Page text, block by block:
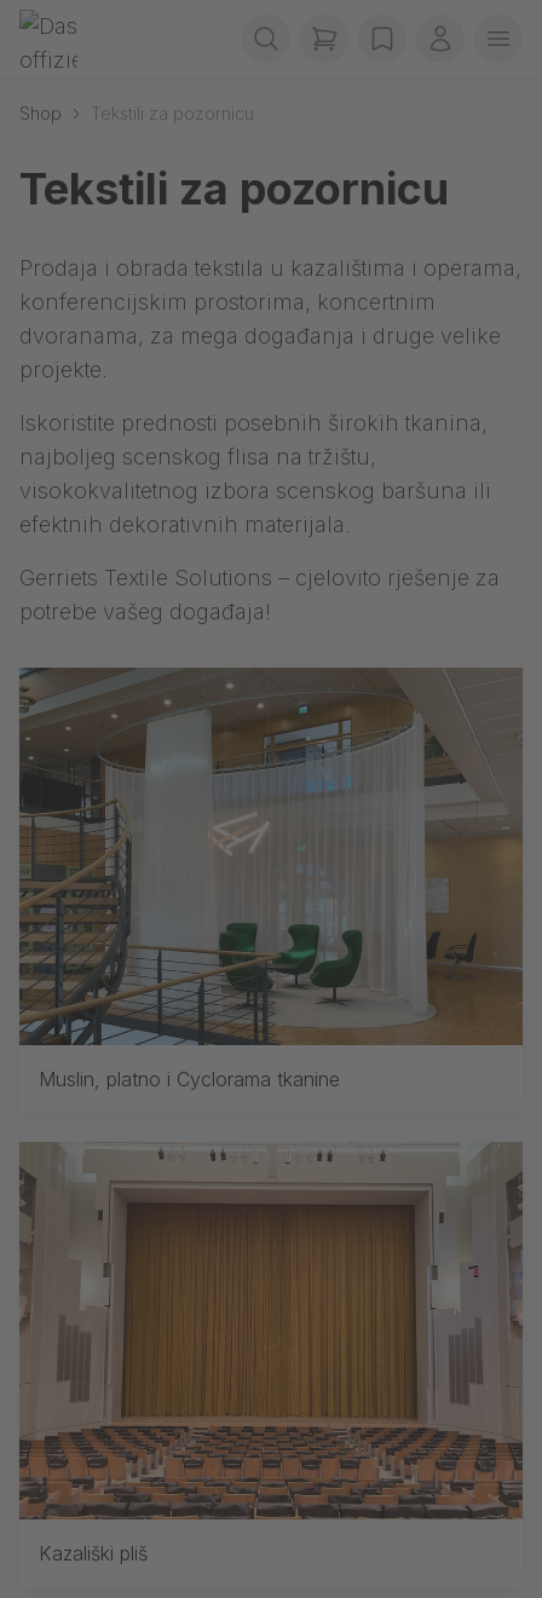
Preskoči navigaciju
Gerriets
items in cart, view
wishlistMy
Shop Tekstili za pozornicu
Tekstili za pozornicu
Prodaja i obrada tekstila u kazalištima i operama,
konferencijskim prostorima, koncertnim
dvoranama, za mega događanja i druge velike
projekte.
Iskoristite prednosti posebnih širokih tkanina,
najboljeg scenskog flisa na tržištu,
visokokvalitetnog izbora scenskog baršuna ili
efektnih dekorativnih materijala.
Gerriets Textile Solutions – cjelovito rješenje za
potrebe vašeg događaja!
Muslin, platno i Cyclorama tkanine
Kazališki pliš